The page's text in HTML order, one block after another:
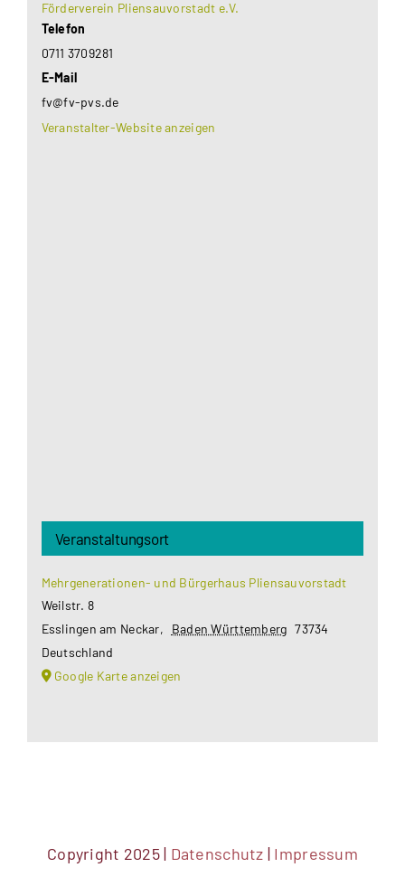
Förderverein Pliensauvorstadt e.V.
Telefon
0711 3709281
E-Mail
fv@fv-pvs.de
Veranstalter-Website anzeigen
Veranstaltungsort
Mehrgenerationen- und Bürgerhaus Pliensauvorstadt
Weilstr. 8
Esslingen am Neckar, Baden Württemberg 73734
Deutschland
Google Karte anzeigen
Copyright 2025 | Datenschutz | Impressum